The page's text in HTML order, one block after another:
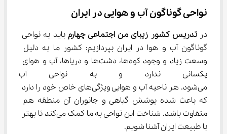
نواحی گوناگون آب و هوایی در ایران
در تدریس کشور زیبای من اجتماعی چهارم باید به نواحی
گوناگون آب و هوا در ایران بپردازیم: کشور ما به دلیل
وسعت زیاد و وجود کوه‌ها، دشت‌ها و دریاها، آب و هوای
یکسانی ندارد و به نواحی آب
می‌شود. هر ناحیه آب و هوایی ویژگی‌های خاص خود را دارد
که باعث شده پوشش گیاهی و جانوران آن منطقه هم
متفاوت باشد. شناخت این نواحی به ما کمک می‌کند تا بهتر
با طبیعت ایران آشنا شویم.